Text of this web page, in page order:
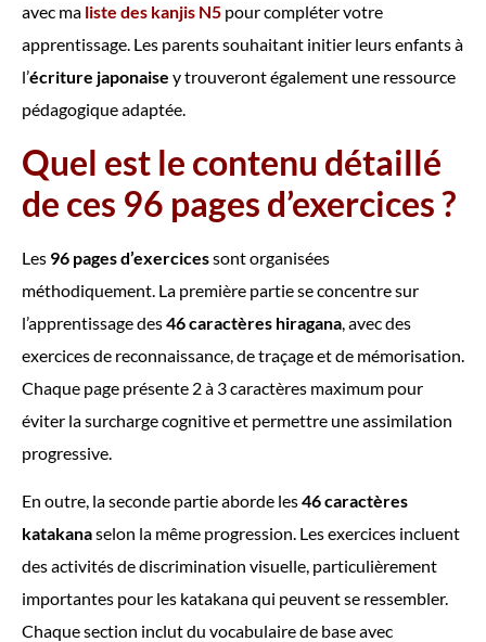
avec ma liste des kanjis N5 pour compléter votre
apprentissage. Les parents souhaitant initier leurs enfants à
l’écriture japonaise y trouveront également une ressource
pédagogique adaptée.
Quel est le contenu détaillé
de ces 96 pages d’exercices ?
Les 96 pages d’exercicessont organisées
méthodiquement. La première partie se concentre sur
l’apprentissage des46 caractères hiragana , avec des
exercices de reconnaissance, de traçage et de mémorisation.
Chaque page présente 2 à 3 caractères maximum pour
éviter la surcharge cognitive et permettre une assimilation
progressive.
En outre, la seconde partie aborde les46 caractères
katakanaselon la même progression. Les exercices incluent
des activités de discrimination visuelle, particulièrement
importantes pour les katakana qui peuvent se ressembler.
Chaque section inclut du vocabulaire de base avec